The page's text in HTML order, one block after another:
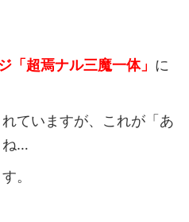
「超焉ナル三魔一体」 に
ていますが、これが「あ
ね…
。